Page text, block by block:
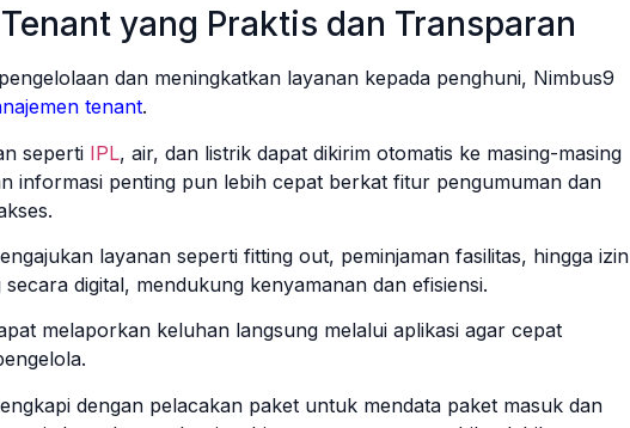
yang Praktis dan Transparan
dan meningkatkan layanan kepada penghuni, Nimbus9
tenant.
seperti IPL, air, dan listrik dapat dikirim otomatis ke masing-masing
informasi penting pun lebih cepat berkat fitur pengumuman dan
layanan seperti fitting out, peminjaman fasilitas, hingga izin
digital, mendukung kenyamanan dan efisiensi.
melaporkan keluhan langsung melalui aplikasi agar cepat
dengan pelacakan paket untuk mendata paket masuk dan